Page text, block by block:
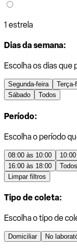
1 estrela
Dias da semana:
Escolha os dias que
Segunda-feira Terça-
Sábado
Todos
Período:
Escolha o período
08:00 às 10:00
16:00 às 18:00
Todos
Limpar filtros
Tipo de coleta:
Escolha o tipo de
Domiciliar No